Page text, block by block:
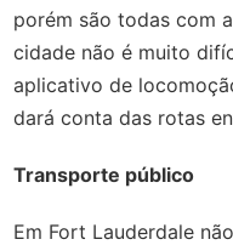
porém são todas com
cidade não é muito
aplicativo de
dará conta das rotas
Transporte público
Em Fort Lauderdale